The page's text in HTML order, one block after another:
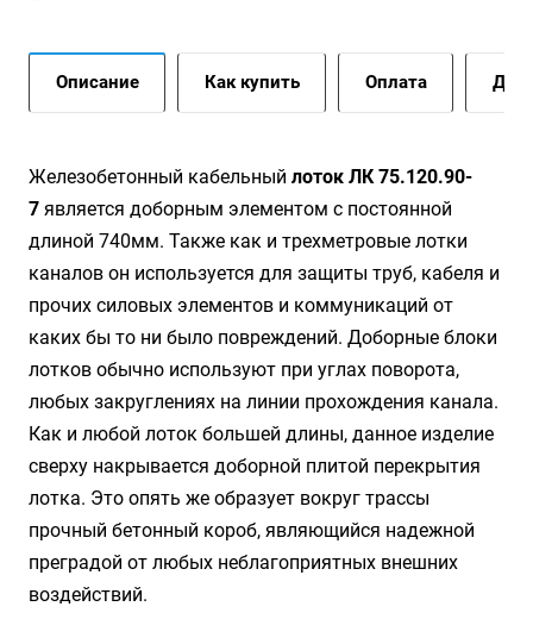
Описание Как купить Оплата
Жeлeзoбeтoнный кaбeльный лoтoк ЛК 75.120.90-
7 является доборным элементом с постоянной
длиной 740мм. Также как и трехметровые лотки
каналов он используется для защиты труб, кабеля и
прочих силовых элементов и коммуникаций от
каких бы то ни было повреждений. Доборные блоки
лотков обычно используют при углах поворота,
любых закруглениях на линии прохождения канала.
Как и любой лоток большей длины, данное изделие
сверху накрывается доборной плитой перекрытия
лотка. Это опять же образует вокруг трассы
прочный бетонный короб, являющийся надежной
преградой от любых неблагоприятных внешних
воздействий.